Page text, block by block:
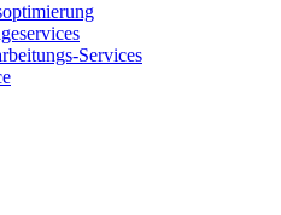
Services